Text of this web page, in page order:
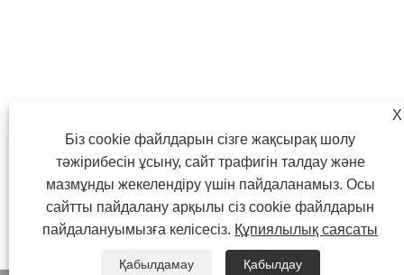
X
Біз cookie файлдарын сізге жақсырақ шолу
тәжірибесін ұсыну, сайт трафигін талдау және
мазмұнды жекелендіру үшін пайдаланамыз. Осы
сайтты пайдалану арқылы сіз cookie файлдарын
пайдалануымызға келісесіз. Құпиялылық саясаты
Қабылдамау Қабылдау